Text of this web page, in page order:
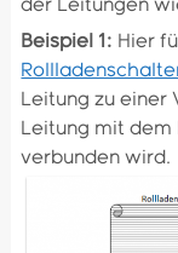
der Leitungen
Beispiel 1: Hier
Leitung zu einer
Leitung mit dem
verbunden wird.